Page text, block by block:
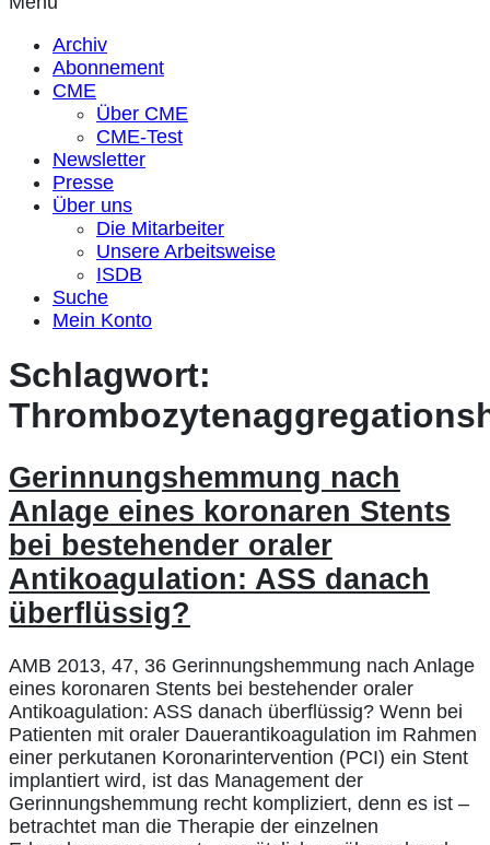
Archiv
Abonnement
CME
Über CME
CME-Test
Newsletter
Presse
Über uns
Die Mitarbeiter
Unsere Arbeitsweise
ISDB
Suche
Mein Konto
Schlagwort:
Gerinnungshemmung nach
Anlage eines koronaren Stents
bei bestehender oraler
Antikoagulation: ASS danach
überflüssig?
AMB 2013, 47, 36 Gerinnungshemmung nach Anlage
eines koronaren Stents bei bestehender oraler
Antikoagulation: ASS danach überflüssig? Wenn bei
Patienten mit oraler Dauerantikoagulation im Rahmen
einer perkutanen Koronarintervention (PCI) ein Stent
implantiert wird, ist das Management der
Gerinnungshemmung recht kompliziert, denn es ist –
betrachtet man die Therapie der einzelnen